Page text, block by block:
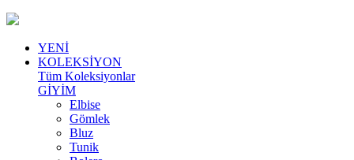
YENİ
KOLEKSİYON
Tüm Koleksiyonlar
GİYİM
Elbise
Gömlek
Bluz
Tunik